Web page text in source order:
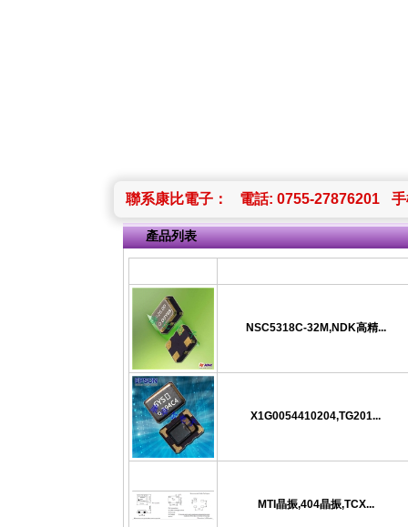
聯系康比電子： 電話: 0755-27876201
產品列表
NSC5318C-32M,NDK高精...
X1G0054410204,TG201...
MTI晶振,404晶振,TCX...